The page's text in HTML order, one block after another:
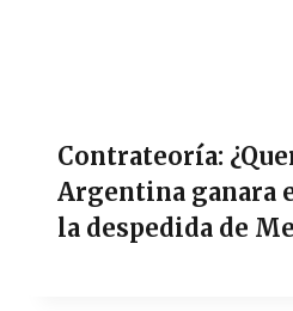
Contrateoría:
Argentina ganara
la despedida de